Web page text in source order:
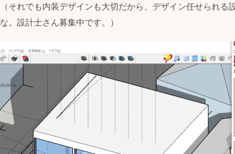
（それでも内装デザインも大切だから、デザイン任せられる
な。設計士さん募集中です。）